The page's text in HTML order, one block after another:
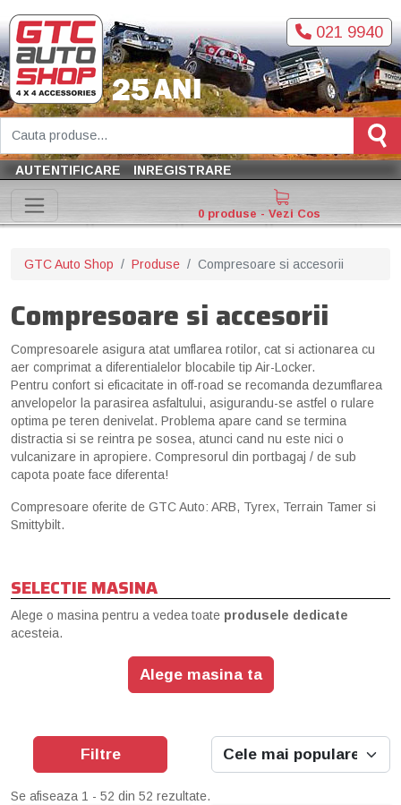
021 9940
AUTENTIFICARE INREGISTRARE
0 produse - Vezi Cos
GTC Auto Shop Produse Compresoare si accesorii
Compresoare si accesorii
Compresoarele asigura atat umflarea rotilor, cat si actionarea cu
aer comprimat a diferentialelor blocabile tip Air-Locker.
Pentru confort si eficacitate in off-road se recomanda dezumflarea
anvelopelor la parasirea asfaltului, asigurandu-se astfel o rulare
optima pe teren denivelat. Problema apare cand se termina
distractia si se reintra pe sosea, atunci cand nu este nici o
vulcanizare in apropiere. Compresorul din portbagaj / de sub
capota poate face diferenta!
Compresoare oferite de GTC Auto: ARB, Tyrex, Terrain Tamer si
Smittybilt.
SELECTIE MASINA
Alege o masina pentru a vedea toate produsele dedicate
acesteia.
Alege masina ta
Filtre
Se afiseaza 1 - 52 din 52 rezultate.